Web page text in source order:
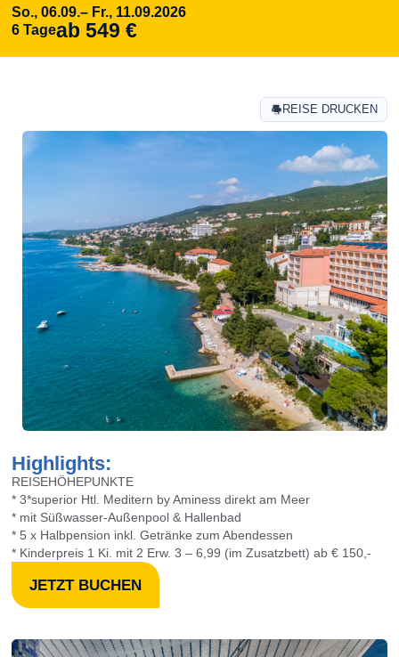
So., 06.09.– Fr., 11.09.2026
6 Tageab 549 €
Highlights:
REISEHÖHEPUNKTE
* 3*superior Htl. Meditern by Aminess direkt am Meer
* mit Süßwasser-Außenpool & Hallenbad
* 5 x Halbpension inkl. Getränke zum Abendessen
* Kinderpreis 1 Ki. mit 2 Erw. 3 – 6,99 (im Zusatzbett) ab € 150,-
JETZT BUCHEN
REISE DRUCKEN